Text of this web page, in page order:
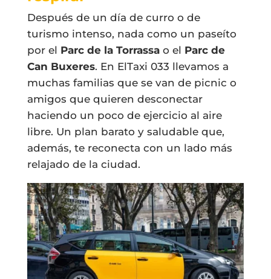
Después de un día de curro o de
turismo intenso, nada como un paseíto
por el Parc de la Torrassao el Parc de
Can Buxeres. En ElTaxi 033 llevamos a
muchas familias que se van de picnic o
amigos que quieren desconectar
haciendo un poco de ejercicio al aire
libre. Un plan barato y saludable que,
además, te reconecta con un lado más
relajado de la ciudad.